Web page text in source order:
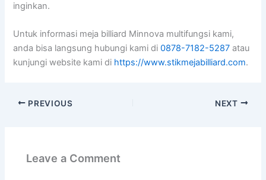
inginkan.
Untuk informasi meja billiard Minnova multifungsi kami,
anda bisa langsung hubungi kami di0878-7182-5287 atau
kunjungi website kami di https://www.stikmejabilliard.com.
PREVIOUS NEXT
Leave a Comment